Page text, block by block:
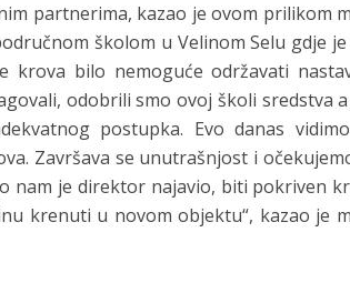
partnerima, kazao je ovom prilikom
školom u Velinom Selu gdje
krova bilo nemoguće održavati
odobrili smo ovoj školi sredstva
postupka. Evo danas
Završava se unutrašnjost i
nam je direktor najavio, biti pokriven
krenuti u novom objektu“, kazao je